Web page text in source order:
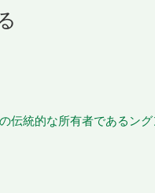
伝統的な所有者であるン